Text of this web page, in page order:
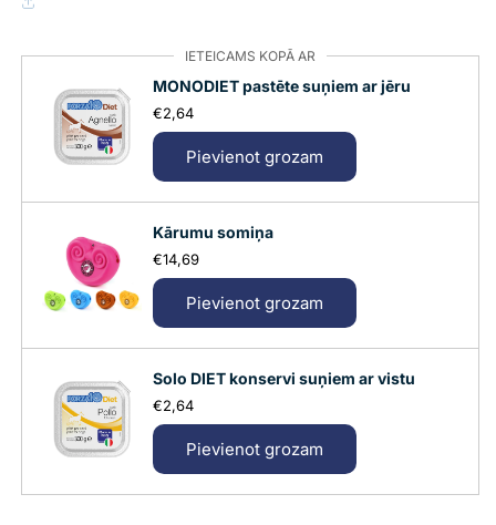
Training
ar
jēru
Training
Puppy
ar
jēru
IETEICAMS KOPĀ AR
MONODIET pastēte suņiem ar jēru
€2,64
Pievienot grozam
Kārumu somiņa
€14,69
Pievienot grozam
Solo DIET konservi suņiem ar vistu
€2,64
Pievienot grozam